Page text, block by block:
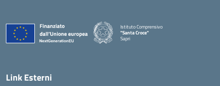
Istituto Comprensivo
"Santa Croce"
Sapri
— Visita la pagina iniziale della scuola
Link Esterni